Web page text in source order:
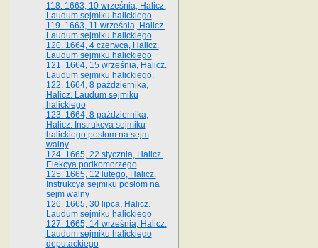
118. 1663, 10 września, Halicz.
Laudum sejmiku halickiego
119. 1663, 11 września, Halicz.
Laudum sejmiku halickiego
120. 1664, 4 czerwca, Halicz.
Laudum sejmiku halickiego
121. 1664, 15 września, Halicz.
Laudum sejmiku halickiego.
122. 1664, 8 października,
Halicz. Laudum sejmiku
halickiego
123. 1664, 8 października,
Halicz. Instrukcya sejmiku
halickiego posłom na sejm
walny
124. 1665, 22 stycznia, Halicz.
Elekcya podkomorzego
125. 1665, 12 lutego, Halicz.
Instrukcya sejmiku posłom na
sejm walny
126. 1665, 30 lipca, Halicz.
Laudum sejmiku halickiego
127. 1665, 14 września, Halicz.
Laudum sejmiku halickiego
deputackiego